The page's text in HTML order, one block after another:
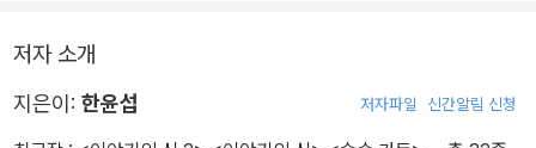
저자 소개
지은이: 한윤섭 저자파일 신간알림 신청